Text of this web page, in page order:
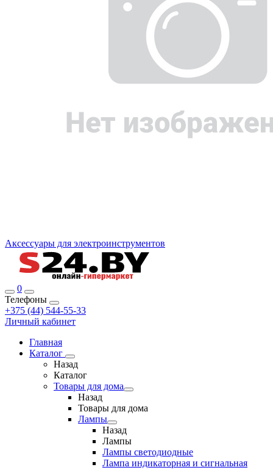
Аксессуары для электроинструментов
0
Телефоны
+375 (44) 544-55-33
Личный кабинет
Главная
Каталог
Назад
Каталог
Товары для дома
Назад
Товары для дома
Лампы
Назад
Лампы
Лампы светодиодные
Лампа индикаторная и сигнальная